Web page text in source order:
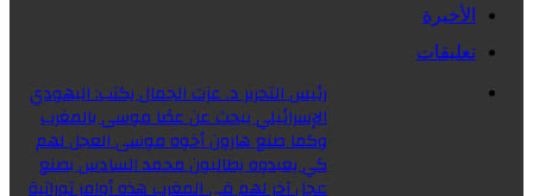
الأخيرة
تعليقات
رئيس التحرير د. عزت الجمال يكتب: اليهودي
الإسرائيلي يبحث عن عصًا موسى بالمغرب
وكما صنع هارون أخوه موسى العجل لهم
كي يعبدوه يطالبون محمد السادس بصنع
عجل آخر لهم في المغرب هذه أوامر توراتية